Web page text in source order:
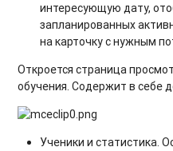
интересующую дату,
запланированных
на карточку с нужным
Откроется страница
обучения. Содержит в себе
Ученики и статистика.